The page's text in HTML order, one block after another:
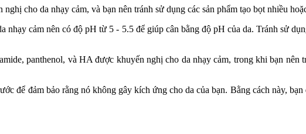
cho da nhạy cảm, và bạn nên tránh sử dụng các sản phẩm tạo bọt nhiều
nhạy cảm nên có độ pH từ 5 - 5.5 để giúp cân bằng độ pH của da. Tránh sử
panthenol, và HA được khuyến nghị cho da nhạy cảm, trong khi bạn nên
để đảm bảo rằng nó không gây kích ứng cho da của bạn. Bằng cách này,